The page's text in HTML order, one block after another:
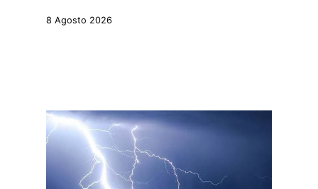
8 Agosto 2026